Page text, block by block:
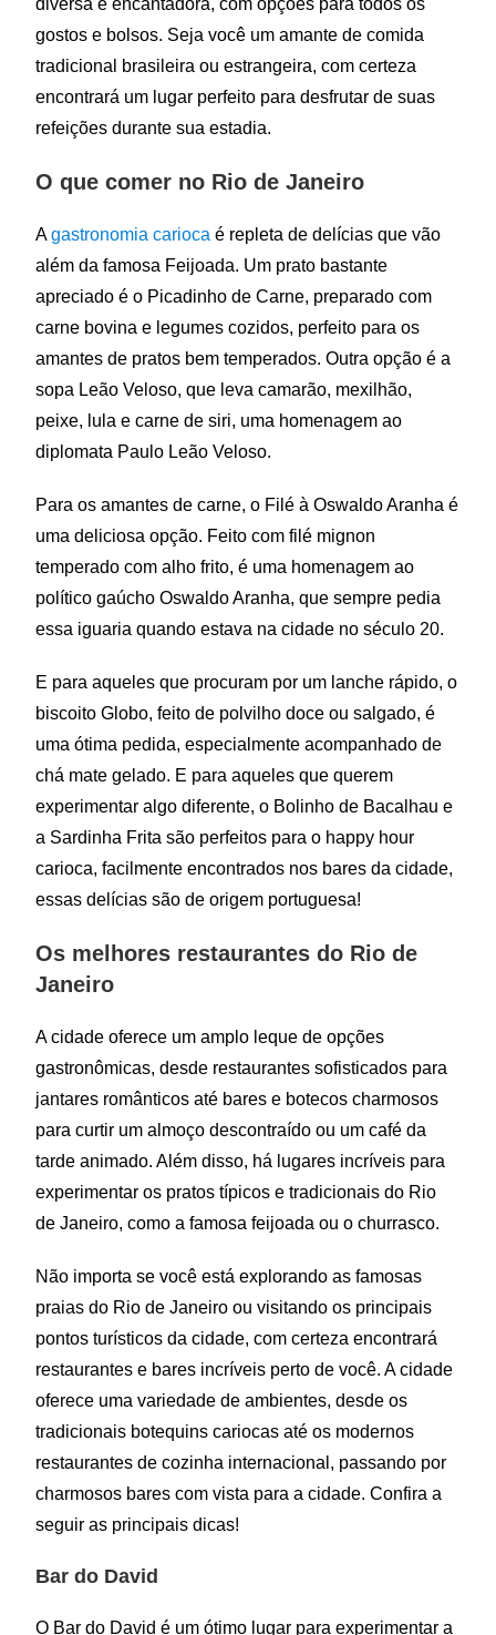
diversa e encantadora, com opções para todos os
gostos e bolsos. Seja você um amante de comida
tradicional brasileira ou estrangeira, com certeza
encontrará um lugar perfeito para desfrutar de suas
refeições durante sua estadia.
O que comer no Rio de Janeiro
Agastronomia carioca é repleta de delícias que vão
além da famosa Feijoada. Um prato bastante
apreciado é o Picadinho de Carne, preparado com
carne bovina e legumes cozidos, perfeito para os
amantes de pratos bem temperados. Outra opção é a
sopa Leão Veloso, que leva camarão, mexilhão,
peixe, lula e carne de siri, uma homenagem ao
diplomata Paulo Leão Veloso.
Para os amantes de carne, o Filé à Oswaldo Aranha é
uma deliciosa opção. Feito com filé mignon
temperado com alho frito, é uma homenagem ao
político gaúcho Oswaldo Aranha, que sempre pedia
essa iguaria quando estava na cidade no século 20.
E para aqueles que procuram por um lanche rápido, o
biscoito Globo, feito de polvilho doce ou salgado, é
uma ótima pedida, especialmente acompanhado de
chá mate gelado. E para aqueles que querem
experimentar algo diferente, o Bolinho de Bacalhau e
a Sardinha Frita são perfeitos para o happy hour
carioca, facilmente encontrados nos bares da cidade,
essas delícias são de origem portuguesa!
Os melhores restaurantes do Rio de
Janeiro
A cidade oferece um amplo leque de opções
gastronômicas, desde restaurantes sofisticados para
jantares românticos até bares e botecos charmosos
para curtir um almoço descontraído ou um café da
tarde animado. Além disso, há lugares incríveis para
experimentar os pratos típicos e tradicionais do Rio
de Janeiro, como a famosa feijoada ou o churrasco.
Não importa se você está explorando as famosas
praias do Rio de Janeiro ou visitando os principais
pontos turísticos da cidade, com certeza encontrará
restaurantes e bares incríveis perto de você. A cidade
oferece uma variedade de ambientes, desde os
tradicionais botequins cariocas até os modernos
restaurantes de cozinha internacional, passando por
charmosos bares com vista para a cidade. Confira a
seguir as principais dicas!
Bar do David
O Bar do David é um ótimo lugar para experimentar a